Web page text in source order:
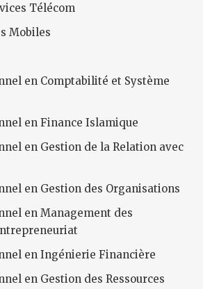
Télécom
Mobiles
en Comptabilité et Système
en Finance Islamique
en Gestion de la Relation avec
en Gestion des Organisations
en Management des
en Ingénierie Financière
en Gestion des Ressources